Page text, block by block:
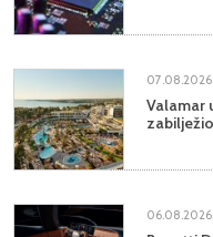
07.08.2026.
Valamar
06.08.2026.